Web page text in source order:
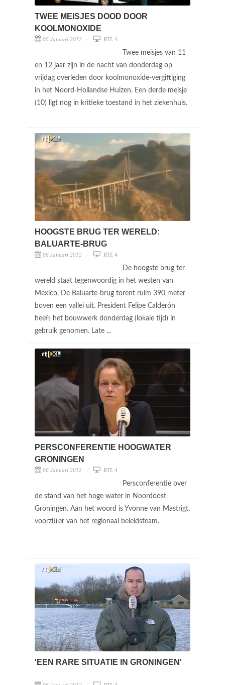
TWEE MEISJES DOOD DOOR
KOOLMONOXIDE
06 Januari 2012 RTL 4
Twee meisjes van 11
en 12 jaar zijn in de nacht van donderdag op
vrijdag overleden door koolmonoxide-vergiftiging
in het Noord-Hollandse Huizen. Een derde meisje
(10) ligt nog in kritieke toestand in het ziekenhuis.
HOOGSTE BRUG TER WERELD:
BALUARTE-BRUG
06 Januari 2012 RTL 4
De hoogste brug ter
wereld staat tegenwoordig in het westen van
Mexico. De Baluarte-brug torent ruim 390 meter
boven een vallei uit. President Felipe Calderón
heeft het bouwwerk donderdag (lokale tijd) in
gebruik genomen. Late ...
PERSCONFERENTIE HOOGWATER
GRONINGEN
06 Januari 2012 RTL 4
Persconferentie over
de stand van het hoge water in Noordoost-
Groningen. Aan het woord is Yvonne van Mastrigt,
voorzitter van het regionaal beleidsteam.
'EEN RARE SITUATIE IN GRONINGEN'